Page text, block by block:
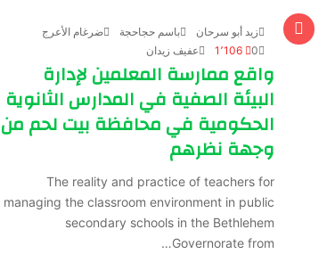
زيد أبو سرحان باسم حجاحجة
ضرغام الأعرج
عفيف زيدان
0
واقع ممارسة المعلمين لإدارة
البيئة الصفية في المدارس الثانوية
الحكومية في محافظة بيت لحم من
وجهة نظرهم
The reality and practice of teachers for
managing the classroom environment in public
secondary schools in the Bethlehem
Governorate from…